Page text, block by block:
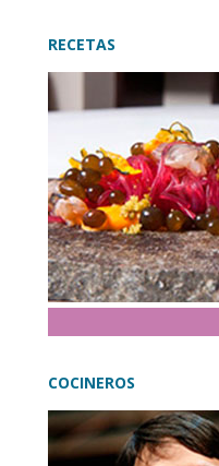
RECETAS
COCINEROS